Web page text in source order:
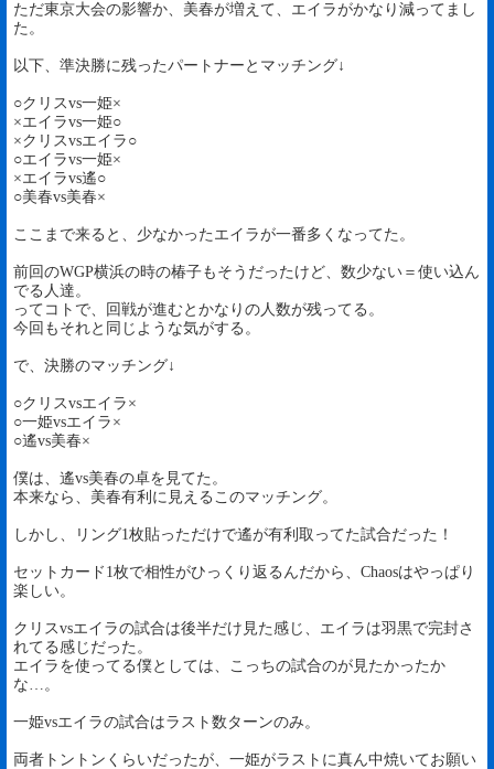
ただ東京大会の影響か、美春が増えて、エイラがかなり減ってまし
た。
以下、準決勝に残ったパートナーとマッチング↓
○クリスvs一姫×
×エイラvs一姫○
×クリスvsエイラ○
○エイラvs一姫×
×エイラvs遙○
○美春vs美春×
ここまで来ると、少なかったエイラが一番多くなってた。
前回のWGP横浜の時の椿子もそうだったけど、数少ない＝使い込ん
でる人達。
ってコトで、回戦が進むとかなりの人数が残ってる。
今回もそれと同じような気がする。
で、決勝のマッチング↓
○クリスvsエイラ×
○一姫vsエイラ×
○遙vs美春×
僕は、遙vs美春の卓を見てた。
本来なら、美春有利に見えるこのマッチング。
しかし、リング1枚貼っただけで遙が有利取ってた試合だった！
セットカード1枚で相性がひっくり返るんだから、Chaosはやっぱり
楽しい。
クリスvsエイラの試合は後半だけ見た感じ、エイラは羽黒で完封さ
れてる感じだった。
エイラを使ってる僕としては、こっちの試合のが見たかったか
な…。
一姫vsエイラの試合はラスト数ターンのみ。
両者トントンくらいだったが、一姫がラストに真ん中焼いてお願い